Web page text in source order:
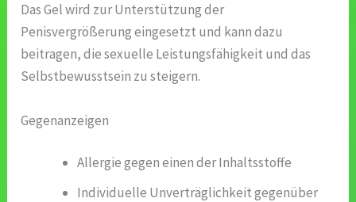
Das Gel wird zur Unterstützung der
Penisvergrößerung eingesetzt und kann dazu
beitragen, die sexuelle Leistungsfähigkeit und das
Selbstbewusstsein zu steigern.
Gegenanzeigen
Allergie gegen einen der Inhaltsstoffe
Individuelle Unverträglichkeit gegenüber